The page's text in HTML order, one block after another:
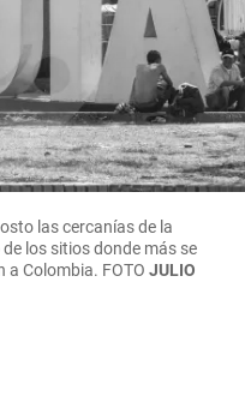
las cercanías de la
los sitios donde más se
a Colombia. FOTO JULIO